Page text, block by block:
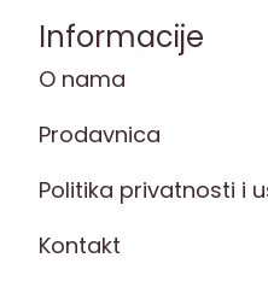
Informacije
O nama
Prodavnica
Politika privatnosti i
Kontakt